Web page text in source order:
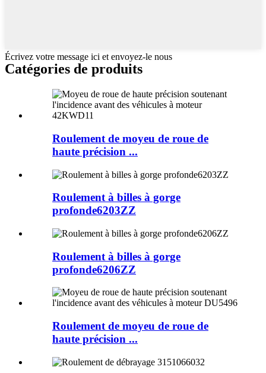
Écrivez votre message ici et envoyez-le nous
Catégories de produits
Roulement de moyeu de roue de
haute précision ...
Roulement à billes à gorge
profonde6203ZZ
Roulement à billes à gorge
profonde6206ZZ
Roulement de moyeu de roue de
haute précision ...